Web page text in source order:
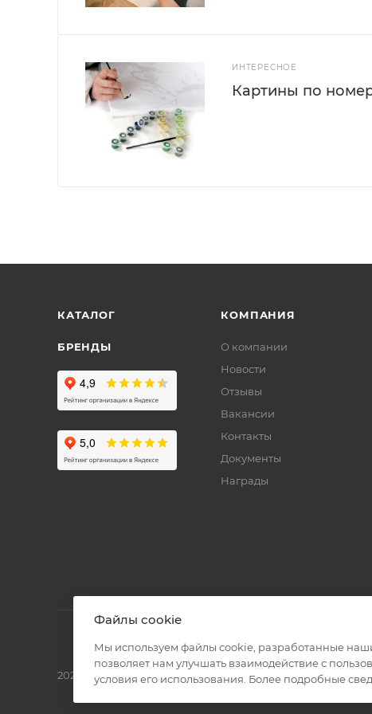
ИНТЕРЕСНОЕ
Картины по
КАТАЛОГ
БРЕНДЫ
КОМПАНИЯ
О компании
Новости
Отзывы
Вакансии
Контакты
Документы
Награды
2026 © Полиграф кит - интернет-магазин
Файлы cookie
Мы используем файлы cookie, разработанные
позволяет нам улучшать взаимодействие с
условия его использования. Более подробные